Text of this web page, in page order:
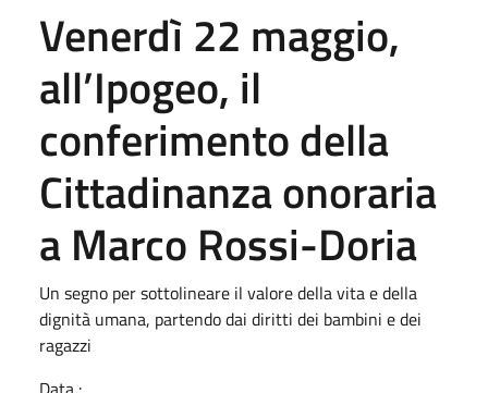
Venerdì 22 maggio,
all’Ipogeo, il
conferimento della
Cittadinanza onoraria
a Marco Rossi-Doria
Un segno per sottolineare il valore della vita e della
dignità umana, partendo dai diritti dei bambini e dei
ragazzi